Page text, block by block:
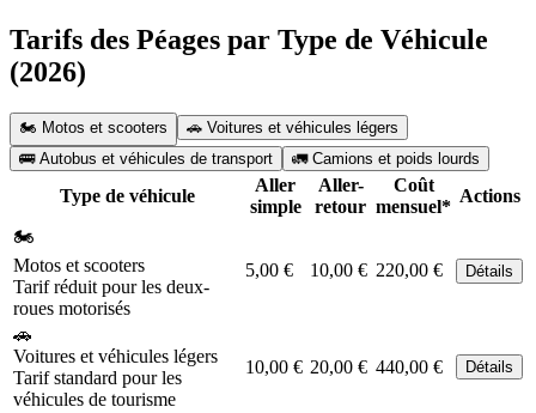
Tarifs des Péages par Type de Véhicule
(2026)
🏍️ Motos et scooters
🚗 Voitures et véhicules légers
🚌 Autobus et véhicules de transport
🚛 Camions et poids lourds
Type de véhicule
Aller
simple
Aller-
retour
Coût
mensuel*
Actions
🏍️
Motos et scooters
Tarif réduit pour les deux-
roues motorisés
5,00 € 10,00 € 220,00 € Détails
🚗
Voitures et véhicules légers
Tarif standard pour les
véhicules de tourisme
10,00 € 20,00 € 440,00 € Détails